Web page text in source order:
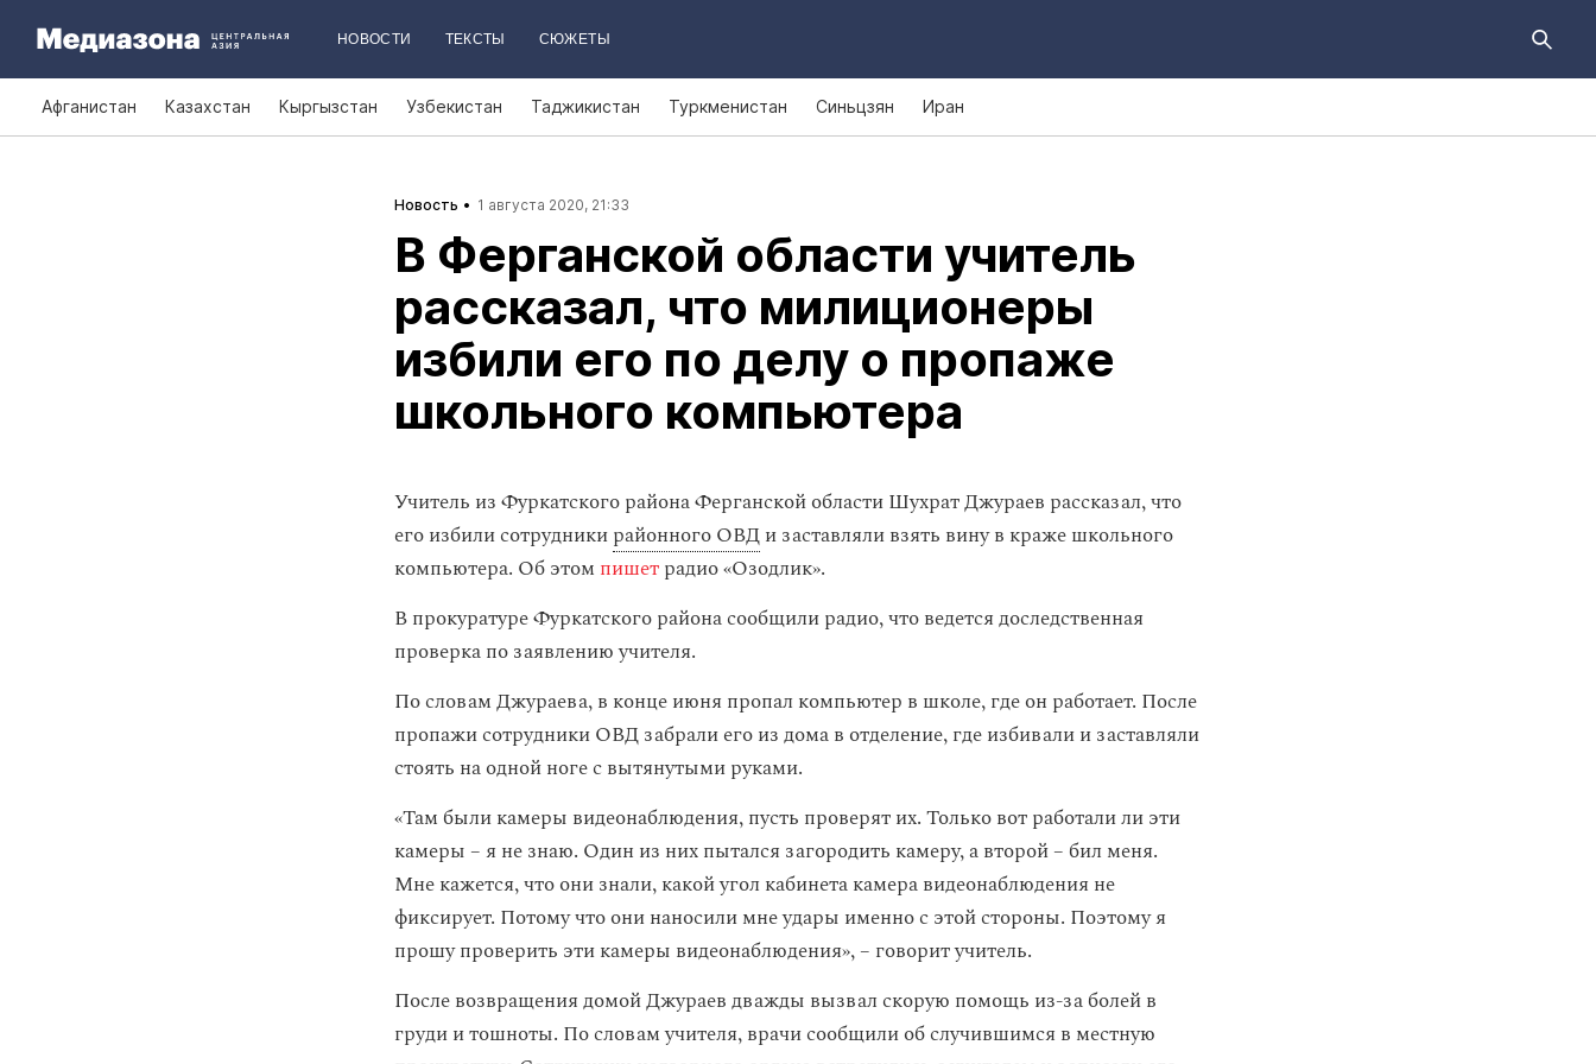
НОВОСТИ ТЕКСТЫ СЮЖЕТЫ
Афганистан Казахстан Кыргызстан Узбекистан Таджикистан Туркменистан Синьцзян Иран
Новость 1 августа 2020, 21:33
В Ферганской области учитель
рассказал, что милиционеры
избили его по делу о пропаже
школьного компьютера
Учитель из Фуркатского района Ферганской области Шухрат Джураев рассказал, что
его избили сотрудникирайонного ОВДи заставляли взять вину в краже школьного
компьютера. Об этом пишетрадио «Озодлик».
В прокуратуре Фуркатского района сообщили радио, что ведется доследственная
проверка по заявлению учителя.
По словам Джураева, в конце июня пропал компьютер в школе, где он работает. После
пропажи сотрудники ОВД забрали его из дома в отделение, где избивали и заставляли
стоять на одной ноге с вытянутыми руками.
«Там были камеры видеонаблюдения, пусть проверят их. Только вот работали ли эти
камеры – я не знаю.​ Один из них пытался загородить камеру, а второй – бил меня.
Мне кажется, что они знали, какой угол кабинета камера видеонаблюдения не
фиксирует. Потому что они наносили мне удары именно с этой стороны. Поэтому я
прошу проверить эти камеры видеонаблюдения», ​– говорит учитель.
После возвращения домой Джураев дважды вызвал скорую помощь из-за болей в
груди и тошноты. По словам учителя, врачи сообщили об случившимся в местную